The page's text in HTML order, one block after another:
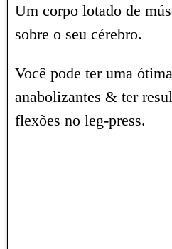
Um corpo lotado de
sobre o seu cérebro.
Você pode ter uma
anabolizantes & ter
flexões no leg-press.